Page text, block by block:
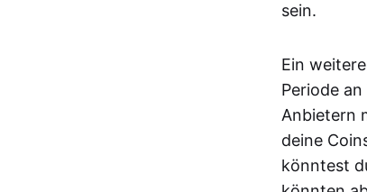
sein.
Ein
Periode
Anbietern
deine
könntest